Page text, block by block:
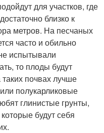
для участков, где
близко к
метров. На песчаных
часто и обильно
испытывали
то плоды будут
почвах лучше
полукарликовые
глинистые грунты,
будут себя